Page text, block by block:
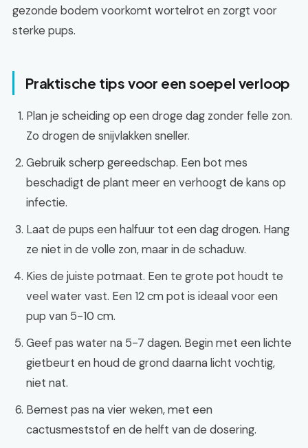
gezonde bodem voorkomt wortelrot en zorgt voor
sterke pups.
Praktische tips voor een soepel verloop
Plan je scheiding op een droge dag zonder felle zon.
Zo drogen de snijvlakken sneller.
Gebruik scherp gereedschap. Een bot mes
beschadigt de plant meer en verhoogt de kans op
infectie.
Laat de pups een halfuur tot een dag drogen. Hang
ze niet in de volle zon, maar in de schaduw.
Kies de juiste potmaat. Een te grote pot houdt te
veel water vast. Een 12 cm pot is ideaal voor een
pup van 5-10 cm.
Geef pas water na 5-7 dagen. Begin met een lichte
gietbeurt en houd de grond daarna licht vochtig,
niet nat.
Bemest pas na vier weken, met een
cactusmeststof en de helft van de dosering.